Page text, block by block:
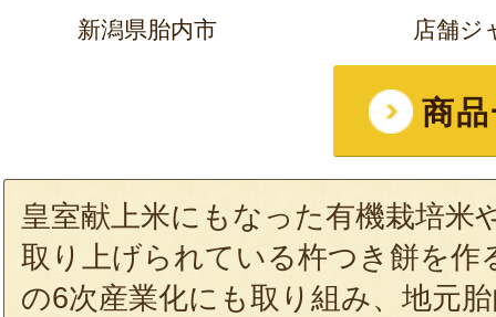
新潟県胎内市 店舗ジ
商
皇室献上米にもなった有機栽培米
取り上げられている杵つき餅を作
の6次産業化にも取り組み、地元